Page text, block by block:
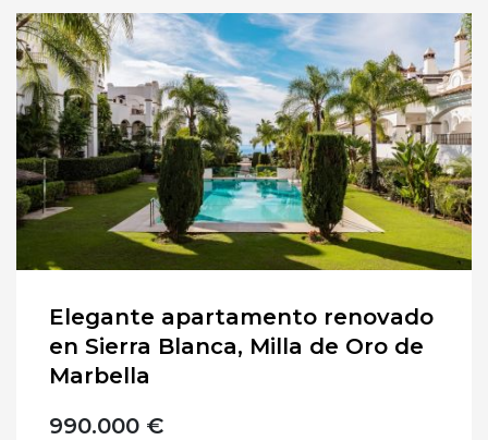
Elegante apartamento renovado
en Sierra Blanca, Milla de Oro de
Marbella
990.000 €